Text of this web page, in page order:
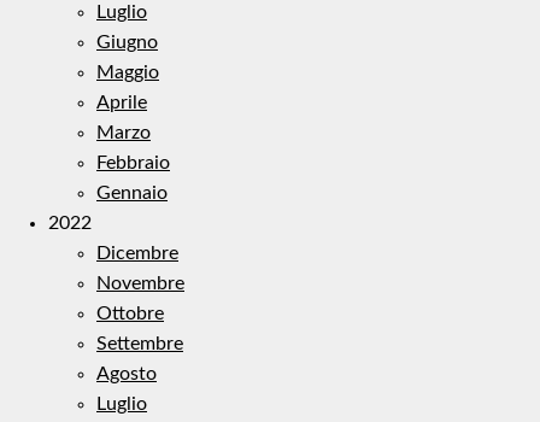
Luglio
Giugno
Maggio
Aprile
Marzo
Febbraio
Gennaio
2022
Dicembre
Novembre
Ottobre
Settembre
Agosto
Luglio